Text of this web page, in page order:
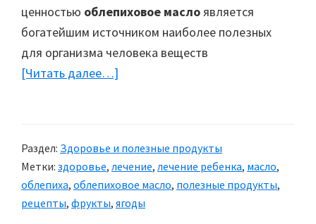
ценностью облепиховое масло является
богатейшим источником наиболее полезных
для организма человека веществ
[Читать далее…]
и
его
польза
Раздел: Здоровье и полезные продукты
Метки: здоровье, лечение, лечение ребенка, масло,
облепиха, облепиховое масло, полезные продукты,
рецепты, фрукты, ягоды